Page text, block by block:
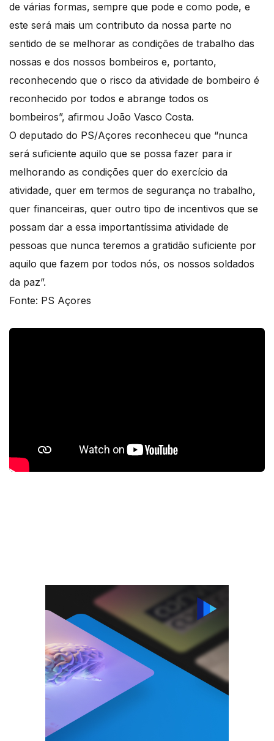
de várias formas, sempre que pode e como pode, e
este será mais um contributo da nossa parte no
sentido de se melhorar as condições de trabalho das
nossas e dos nossos bombeiros e, portanto,
reconhecendo que o risco da atividade de bombeiro é
reconhecido por todos e abrange todos os
bombeiros”, afirmou João Vasco Costa.
O deputado do PS/Açores reconheceu que “nunca
será suficiente aquilo que se possa fazer para ir
melhorando as condições quer do exercício da
atividade, quer em termos de segurança no trabalho,
quer financeiras, quer outro tipo de incentivos que se
possam dar a essa importantíssima atividade de
pessoas que nunca teremos a gratidão suficiente por
aquilo que fazem por todos nós, os nossos soldados
da paz”.
Fonte: PS Açores